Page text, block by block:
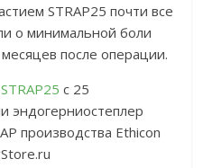
STRAP25 почти все
о минимальной боли
после операции.
STRAP25 с 25
эндогерниостеплер
производства Ethicon